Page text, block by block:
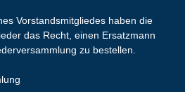
Vorstandsmitgliedes haben die
das Recht, einen Ersatzmann
zu bestellen.